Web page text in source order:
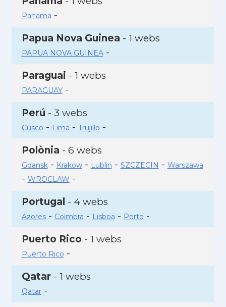
Panama -
Papua Nova Guinea - 1 webs
PAPUA NOVA GUINEA-
Paraguai - 1 webs
PARAGUAY-
Perú - 3 webs
Cusco - Lima - Trujillo -
Polònia - 6 webs
Gdansk- Krakow- Lublin - SZCZECIN - Warszawa
- WROCLAW -
Portugal - 4 webs
Azores- Coimbra - Lisboa - Porto -
Puerto Rico - 1 webs
Puerto Rico -
Qatar- 1 webs
Qatar-